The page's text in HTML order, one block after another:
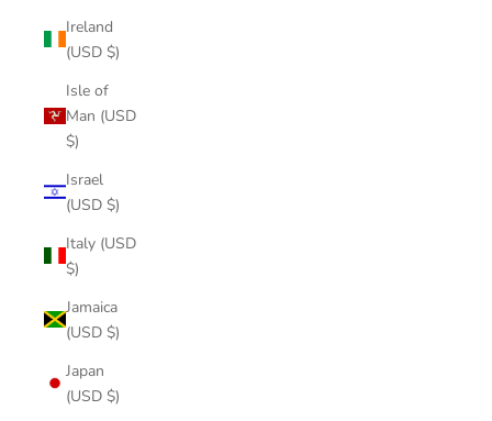
Ireland
(USD $)
Isle of
Man (USD
$)
Israel
(USD $)
Italy (USD
$)
Jamaica
(USD $)
Japan
(USD $)